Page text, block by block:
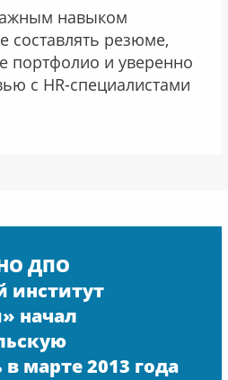
навыком
составлять резюме,
портфолио и уверенно
с HR-специалистами
ДПО
институт
начал
марте 2013 года